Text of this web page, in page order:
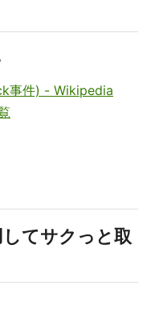
事件) - Wikipedia
してサクっと取